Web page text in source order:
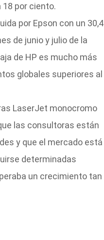
por ciento.
por Epson con un 30,4
de junio y julio de la
de HP es mucho más
globales superiores al
LaserJet monocromo
las consultoras están
y que el mercado está
determinadas
un crecimiento tan